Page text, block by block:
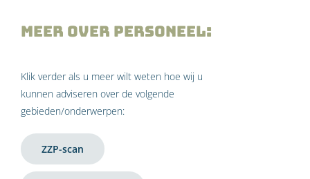
Meer over Personeel:
Klik verder als u meer wilt weten hoe wij u
kunnen adviseren over de volgende
gebieden/onderwerpen:
ZZP-scan